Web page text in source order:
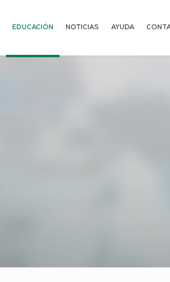
EDUCACIÓN NOTICIAS AYUDA